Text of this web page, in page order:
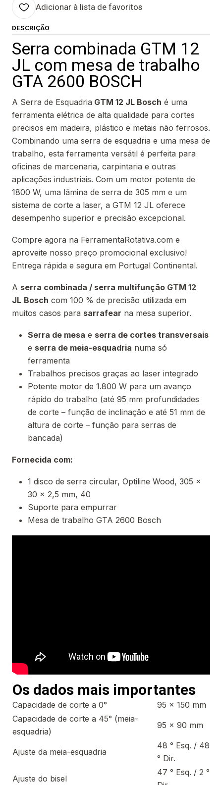
Adicionar à lista de favoritos
DESCRIÇÃO
Serra combinada GTM 12
JL com mesa de trabalho
GTA 2600 BOSCH
A Serra de Esquadria GTM 12 JL Bosch é uma
ferramenta elétrica de alta qualidade para cortes
precisos em madeira, plástico e metais não ferrosos.
Combinando uma serra de esquadria e uma mesa de
trabalho, esta ferramenta versátil é perfeita para
oficinas de marcenaria, carpintaria e outras
aplicações industriais. Com um motor potente de
1800 W, uma lâmina de serra de 305 mm e um
sistema de corte a laser, a GTM 12 JL oferece
desempenho superior e precisão excepcional.
Compre agora na FerramentaRotativa.com e
aproveite nosso preço promocional exclusivo!
Entrega rápida e segura em Portugal Continental.
A serra combinada / serra multifunção GTM 12
JL Bosch com 100 % de precisão utilizada em
muitos casos para sarrafear na mesa superior.
Serra de mesa e serra de cortes transversais
e serra de meia-esquadria numa só
ferramenta
Trabalhos precisos graças ao laser integrado
Potente motor de 1.800 W para um avanço
rápido do trabalho (até 95 mm profundidades
de corte – função de inclinação e até 51 mm de
altura de corte – função para serras de
bancada)
Fornecida com:
1 disco de serra circular, Optiline Wood, 305 x
30 x 2,5 mm, 40
Suporte para empurrar
Mesa de trabalho GTA 2600 Bosch
Os dados mais importantes
Capacidade de corte a 0°
95 x 150 mm
Capacidade de corte a 45° (meia-
esquadria)
95 x 90 mm
Ajuste da meia-esquadria
48 ° Esq. / 48
° Dir.
Ajuste do bisel
47 ° Esq. / 2 °